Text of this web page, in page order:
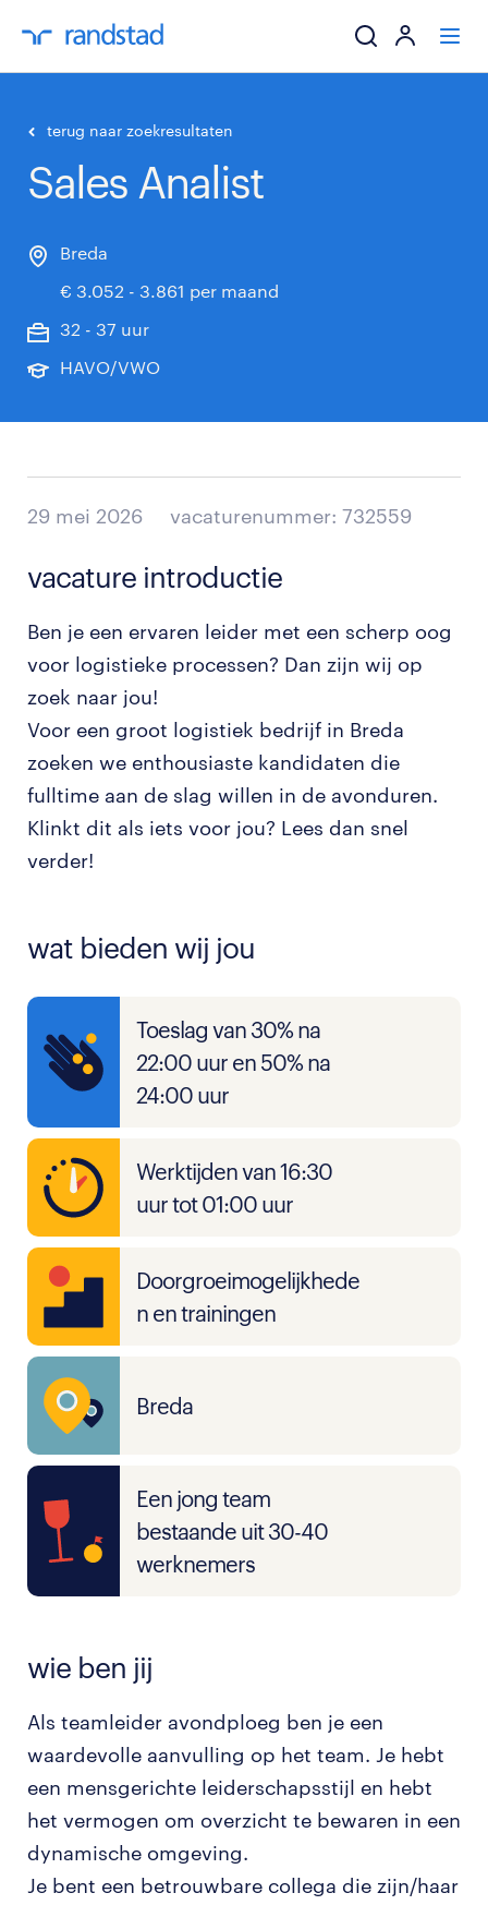
terug naar zoekresultaten
Sales Analist
Breda
€ 3.052 - 3.861 per maand
32 - 37 uur
HAVO/VWO
29 mei 2026 vacaturenummer: 732559
vacature introductie
Ben je een ervaren leider met een scherp oog
voor logistieke processen? Dan zijn wij op
zoek naar jou!
Voor een groot logistiek bedrijf in Breda
zoeken we enthousiaste kandidaten die
fulltime aan de slag willen in de avonduren.
Klinkt dit als iets voor jou? Lees dan snel
verder!
wat bieden wij jou
Toeslag van 30% na
22:00 uur en 50% na
24:00 uur
Werktijden van 16:30
uur tot 01:00 uur
Doorgroeimogelijkhede
n en trainingen
Breda
Een jong team
bestaande uit 30-40
werknemers
wie ben jij
Als teamleider avondploeg ben je een
waardevolle aanvulling op het team. Je hebt
een mensgerichte leiderschapsstijl en hebt
het vermogen om overzicht te bewaren in een
dynamische omgeving.
Je bent een betrouwbare collega die zijn/haar